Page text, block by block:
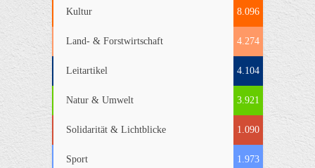
Kultur 8.096
Land- & Forstwirtschaft 4.274
Leitartikel 4.104
Natur & Umwelt 3.921
Solidarität & Lichtblicke 1.090
Sport 1.973